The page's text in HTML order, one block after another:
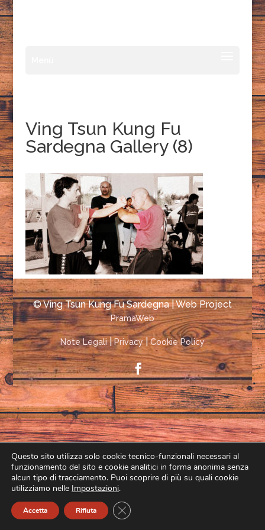
Ving Tsun Kung Fu
Sardegna Gallery (8)
© Ving Tsun Kung Fu Sardegna | Web Project
PramaWeb
Note Legali|Privacy|Cookie Policy
Questo sito utilizza solo cookie tecnico-funzionali necessari al
funzionamento del sito e cookie analitici in forma anonima senza
alcun tipo di tracciamento. Puoi scoprire di più su quali cookie
utilizziamo nelle Impostazioni.
Accetta Rifiuta Close GDPR Cookie Banner